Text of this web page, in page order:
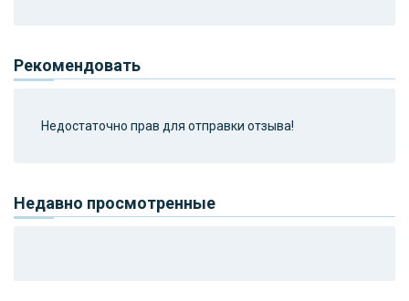
Рекомендовать
Недостаточно прав для отправки отзыва!
Недавно просмотренные